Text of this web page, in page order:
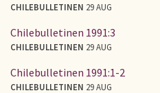
CHILEBULLETINEN 29 AUG
Chilebulletinen 1991:3
CHILEBULLETINEN 29 AUG
Chilebulletinen 1991:1-2
CHILEBULLETINEN 29 AUG